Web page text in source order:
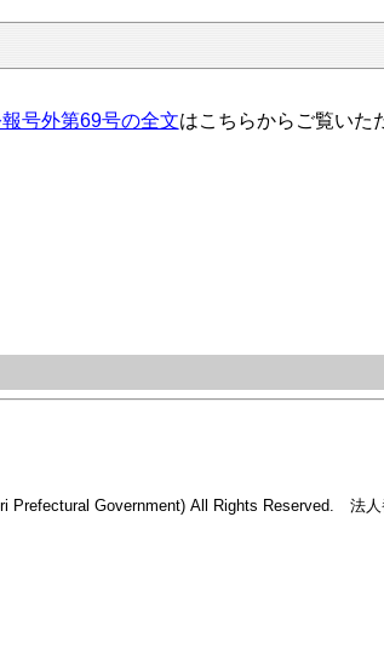
号外第69号の全文はこちらからご覧いた
Prefectural Government) All Rights Reserved. 法人